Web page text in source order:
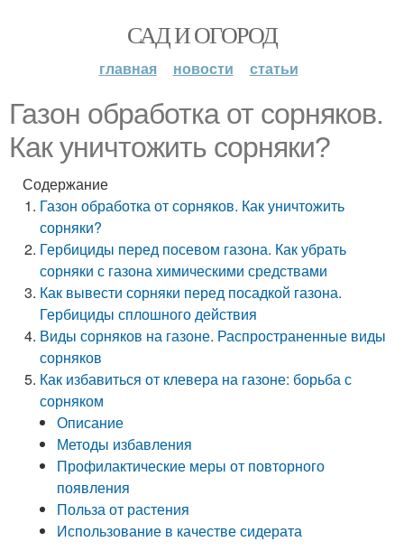
САД И ОГОРОД
главная новости статьи
Газон обработка от сорняков.
Как уничтожить сорняки?
Содержание
Газон обработка от сорняков. Как уничтожить
сорняки?
Гербициды перед посевом газона. Как убрать
сорняки с газона химическими средствами
Как вывести сорняки перед посадкой газона.
Гербициды сплошного действия
Виды сорняков на газоне. Распространенные виды
сорняков
Как избавиться от клевера на газоне: борьба с
сорняком
Описание
Методы избавления
Профилактические меры от повторного
появления
Польза от растения
Использование в качестве сидерата